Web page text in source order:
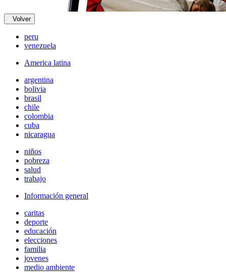
Volver
peru
venezuela
America latina
argentina
bolivia
brasil
chile
colombia
cuba
nicaragua
niños
pobreza
salud
trabajo
Información general
caritas
deporte
educación
elecciones
familia
jovenes
medio ambiente